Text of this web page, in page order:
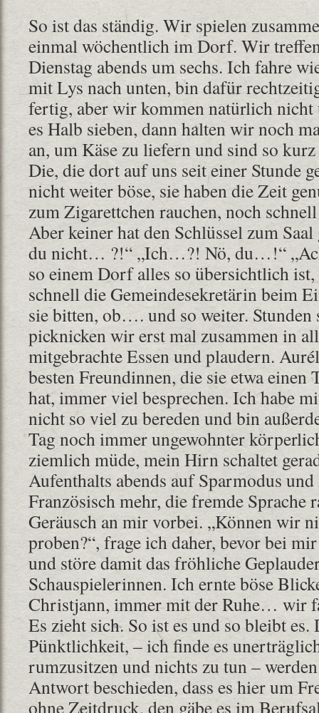
So ist das ständig. Wir spielen
einmal wöchentlich im Dorf. Wir
Dienstag abends um sechs. Ich fahre
mit Lys nach unten, bin dafür
fertig, aber wir kommen natürlich nicht
es Halb sieben, dann halten wir noch
an, um Käse zu liefern und sind so
Die, die dort auf uns seit einer Stunde
nicht weiter böse, sie haben die Zeit
zum Zigarettchen rauchen, noch
Aber keiner hat den Schlüssel zum
du nicht… ?!“ „Ich…?! Nö, du…!“
so einem Dorf alles so übersichtlich
schnell die Gemeindesekretärin beim
sie bitten, ob…. und so weiter. Stunden
picknicken wir erst mal zusammen in
mitgebrachte Essen und plaudern.
besten Freundinnen, die sie etwa einen
hat, immer viel besprechen. Ich habe
nicht so viel zu bereden und bin
Tag noch immer ungewohnter
ziemlich müde, mein Hirn schaltet
Aufenthalts abends auf Sparmodus
Französisch mehr, die fremde Sprache
Geräusch an mir vorbei. „Können wir
proben?“, frage ich daher, bevor bei
und störe damit das fröhliche
Schauspielerinnen. Ich ernte böse
Christjann, immer mit der Ruhe… wir
Es zieht sich. So ist es und so bleibt es.
Pünktlichkeit, – ich finde es
rumzusitzen und nichts zu tun –
Antwort beschieden, dass es hier um
ohne Zeitdruck, den gäbe es im